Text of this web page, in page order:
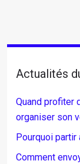
Actualités
Quand profiter
organiser son
Pourquoi partir
Comment